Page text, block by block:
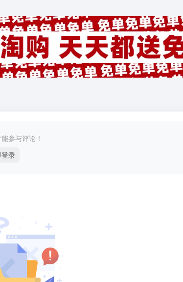
参与评论！
录